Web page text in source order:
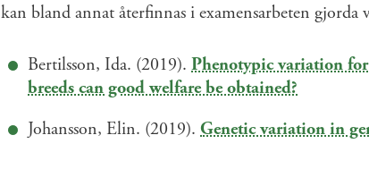
kan bland annat återfinnas i examensarbeten
Bertilsson, Ida. (2019). Phenotypic variation
breeds can good welfare be obtained?
Johansson, Elin. (2019). Genetic variation in